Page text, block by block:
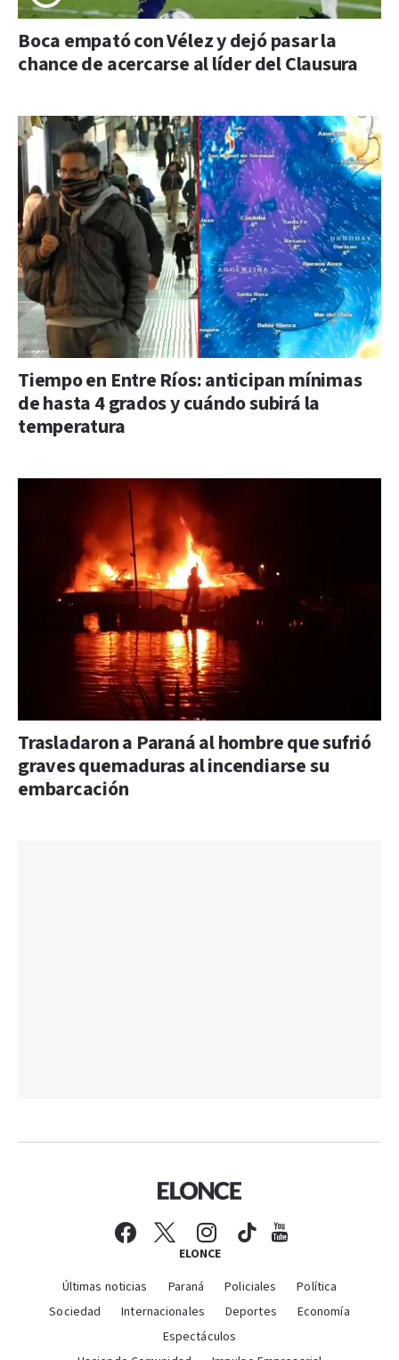
Boca empató con Vélez y dejó pasar la
chance de acercarse al líder del Clausura
Tiempo en Entre Ríos: anticipan mínimas
de hasta 4 grados y cuándo subirá la
temperatura
Trasladaron a Paraná al hombre que sufrió
graves quemaduras al incendiarse su
embarcación
ELONCE
Últimas noticias Paraná Policiales
Política
Sociedad
Internacionales Deportes
Economía
Espectáculos